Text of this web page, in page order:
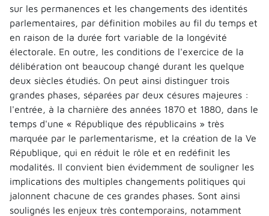
sur les permanences et les changements des identités
parlementaires, par définition mobiles au fil du temps et
en raison de la durée fort variable de la longévité
électorale. En outre, les conditions de l'exercice de la
délibération ont beaucoup changé durant les quelque
deux siècles étudiés. On peut ainsi distinguer trois
grandes phases, séparées par deux césures majeures :
l'entrée, à la charnière des années 1870 et 1880, dans le
temps d'une « République des républicains » très
marquée par le parlementarisme, et la création de la Ve
République, qui en réduit le rôle et en redéfinit les
modalités. Il convient bien évidemment de souligner les
implications des multiples changements politiques qui
jalonnent chacune de ces grandes phases. Sont ainsi
soulignés les enjeux très contemporains, notamment